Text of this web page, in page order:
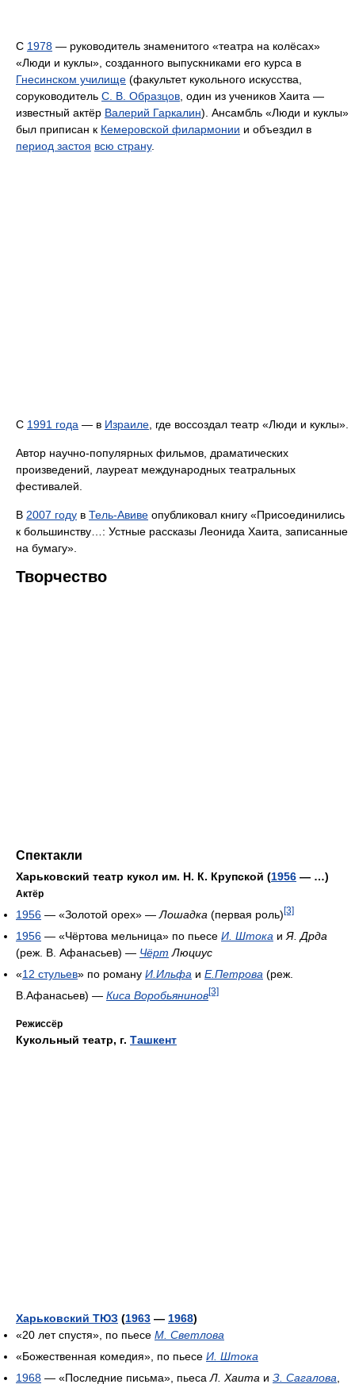
C 1978 — руководитель знаменитого «театра на колёсах»
«Люди и куклы», созданного выпускниками его курса в
Гнесинском училище (факультет кукольного искусства,
соруководитель С. В. Образцов , один из учеников Хаита —
известный актёр Валерий Гаркалин). Ансамбль «Люди и куклы»
был приписан к Кемеровской филармонии и объездил в
период застоя всю страну.
С 1991 года — в Израиле , где воссоздал театр «Люди и куклы».
Автор научно-популярных фильмов, драматических
произведений, лауреат международных театральных
фестивалей.
В 2007 году в Тель-Авиве опубликовал книгу «Присоединились
к большинству…: Устные рассказы Леонида Хаита, записанные
на бумагу».
Творчество
Спектакли
Харьковский театр кукол им. Н. К. Крупской (1956 — …)
Актёр
1956 — «Золотой орех» — Лошадка (первая роль)[3]
1956 — «Чёртова мельница» по пьесе И. Штока и Я. Дрда
(реж. В. Афанасьев) — Чёрт Люциус
«12 стульев» по роману И.Ильфа и Е.Петрова (реж.
В.Афанасьев) — Киса Воробьянинов[3]
Режиссёр
Кукольный театр, г. Ташкент
Харьковский ТЮЗ (1963 — 1968)
«20 лет спустя», по пьесе М. Светлова
«Божественная комедия», по пьесе И. Штока
1968 — «Последние письма», пьесаЛ. Хаита и З. Сагалова,